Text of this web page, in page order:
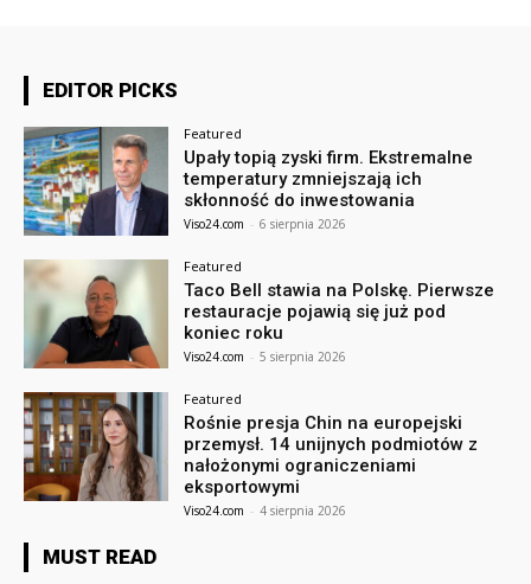
EDITOR PICKS
Featured
Upały topią zyski firm. Ekstremalne
temperatury zmniejszają ich
skłonność do inwestowania
Viso24.com - 6 sierpnia 2026
Featured
Taco Bell stawia na Polskę. Pierwsze
restauracje pojawią się już pod
koniec roku
Viso24.com - 5 sierpnia 2026
Featured
Rośnie presja Chin na europejski
przemysł. 14 unijnych podmiotów z
nałożonymi ograniczeniami
eksportowymi
Viso24.com - 4 sierpnia 2026
MUST READ